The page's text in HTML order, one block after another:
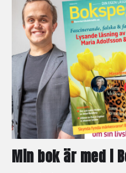
Min bok är med i